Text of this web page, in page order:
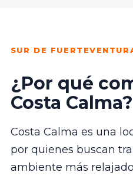
SUR DE
¿Por qué
Costa Calma?
Costa Calma es una
por quienes buscan
ambiente más